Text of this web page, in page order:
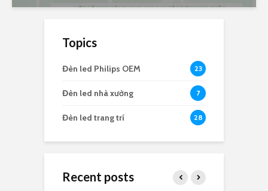
Topics
Đèn led Philips OEM 23
Đèn led nhà xưởng 7
Đèn led trang trí 28
Recent posts